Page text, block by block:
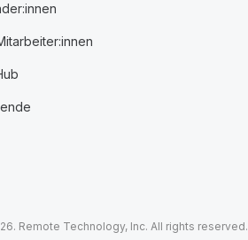
Remote Technology, Inc. All rights reserved.